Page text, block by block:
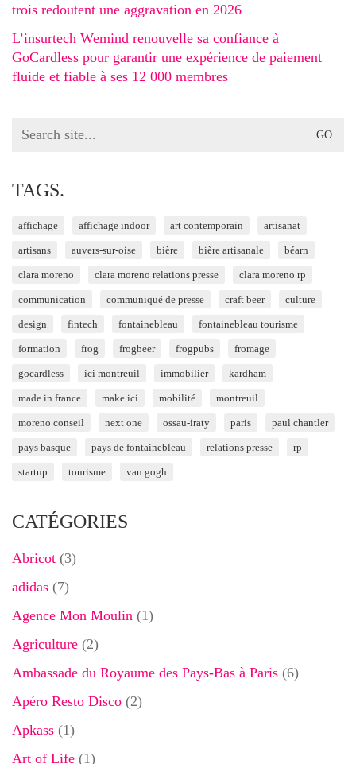
trois redoutent une aggravation en 2026
L’insurtech Wemind renouvelle sa confiance à
GoCardless pour garantir une expérience de paiement
fluide et fiable à ses 12 000 membres
Search
TAGS.
affichage affichage indoor art contemporain artisanat
artisans auvers-sur-oise bière bière artisanale béarn
clara moreno clara moreno relations presse clara moreno rp
communication communiqué de presse craft beer culture
design fintech fontainebleau fontainebleau tourisme
formation frog frogbeer frogpubs fromage
gocardless ici montreuil immobilier kardham
made in france make ici mobilité montreuil
moreno conseil next one ossau-iraty paris paul chantler
pays basque pays de fontainebleau relations presse rp
startup tourisme van gogh
CATÉGORIES
Abricot (3)
adidas (7)
Agence Mon Moulin (1)
Agriculture (2)
Ambassade du Royaume des Pays-Bas à Paris (6)
Apéro Resto Disco (2)
Apkass (1)
Art of Life (1)